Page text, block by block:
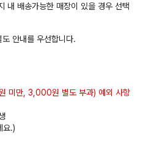
내 배송가능한 매장이 있을 경우 선택
안내를 우선합니다.
만, 3,000원 별도 부과) 예외 사항
요.)